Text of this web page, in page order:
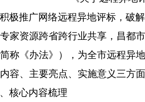
极推广网络远程异地评标，破
家资源跨省跨行业共享，昌都
简称《办法》），为全市远程异
容、主要亮点、实施意义三方面
核心内容梳理